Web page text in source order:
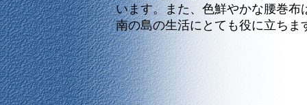
います。また、色鮮やかな腰巻布
南の島の生活にとても役に立ちま